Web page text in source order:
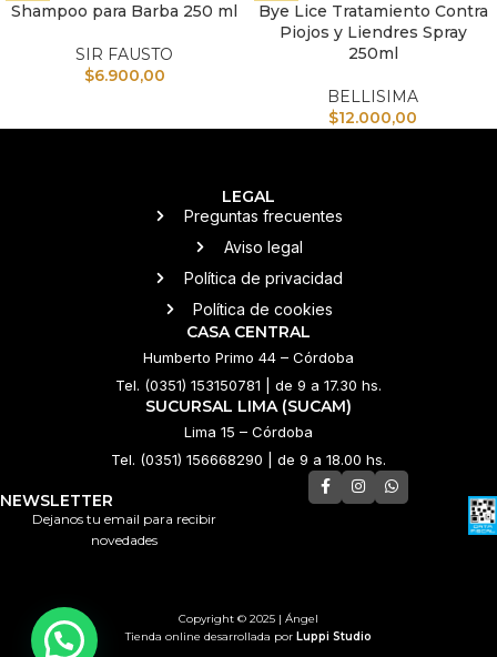
Shampoo para Barba 250 ml
SIR FAUSTO
$6.900,00
Bye Lice Tratamiento Contra
Piojos y Liendres Spray
250ml
BELLISIMA
$12.000,00
LEGAL
Preguntas frecuentes
Aviso legal
Política de privacidad
Política de cookies
CASA CENTRAL
Humberto Primo 44 – Córdoba
Tel. (0351) 153150781 | de 9 a 17.30 hs.
SUCURSAL LIMA (SUCAM)
Lima 15 – Córdoba
Tel. (0351) 156668290 | de 9 a 18.00 hs.
NEWSLETTER
Dejanos tu email para recibir
novedades
Tienda online desarrollada por Luppi Studio
Copyright © 2025 | Ángel